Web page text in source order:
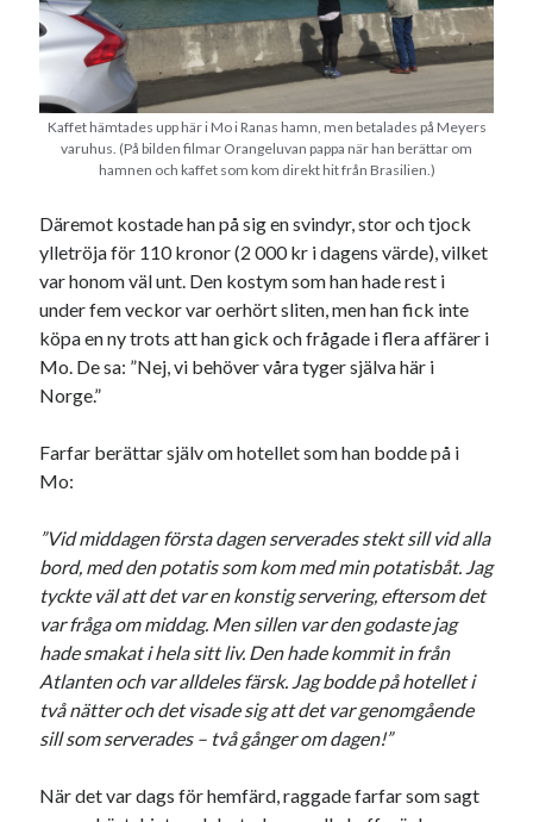
Swish: 070-8885542
Kaffet hämtades upp här i Mo i Ranas hamn, men betalades på Meyers
varuhus. (På bilden filmar Orangeluvan pappa när han berättar om
hamnen och kaffet som kom direkt hit från Brasilien.)
Däremot kostade han på sig en svindyr, stor och tjock
ylletröja för 110 kronor (2 000 kr i dagens värde), vilket
var honom väl unt. Den kostym som han hade rest i
under fem veckor var oerhört sliten, men han fick inte
köpa en ny trots att han gick och frågade i flera affärer i
Mo. De sa: ”Nej, vi behöver våra tyger själva här i
Norge.”
Farfar berättar själv om hotellet som han bodde på i
Mo:
”Vid middagen första dagen serverades stekt sill vid alla
bord, med den potatis som kom med min potatisbåt. Jag
tyckte väl att det var en konstig servering, eftersom det
var fråga om middag. Men sillen var den godaste jag
hade smakat i hela sitt liv. Den hade kommit in från
Atlanten och var alldeles färsk. Jag bodde på hotellet i
två nätter och det visade sig att det var genomgående
sill som serverades – två gånger om dagen!”
När det var dags för hemfärd, raggade farfar som sagt